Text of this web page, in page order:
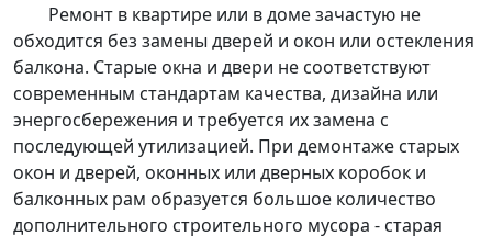
Ремонт в квартире или в доме зачастую не
обходится без замены дверей и окон или остекления
балкона. Старые окна и двери не соответствуют
современным стандартам качества, дизайна или
энергосбережения и требуется их замена с
последующей утилизацией. При демонтаже старых
окон и дверей, оконных или дверных коробок и
балконных рам образуется большое количество
дополнительного строительного мусора - старая